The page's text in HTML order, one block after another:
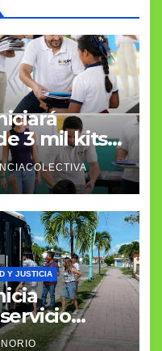
3 mil kits
Y JUSTICIA
primera